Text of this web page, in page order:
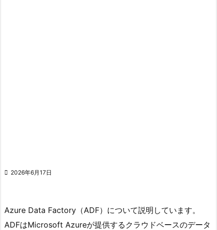
 2026年6月17日
Azure Data Factory（ADF）について説明しています。
ADFはMicrosoft Azureが提供するクラウドベースのデータ